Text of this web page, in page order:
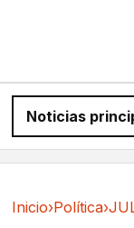
Noticias
Inicio›Política›